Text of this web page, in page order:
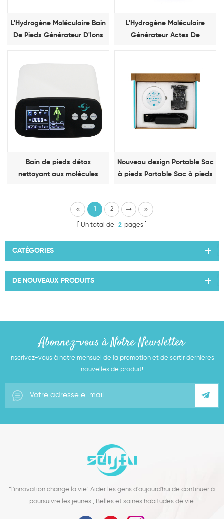
L'Hydrogène Moléculaire Bain
De Pieds Générateur D'Ions
L'Hydrogène Moléculaire
Générateur Actes De
Bain de pieds détox
nettoyant aux molécules
Nouveau design Portable Sac
à pieds Portable Sac à pieds
1 2
Un total de 2 pages
CATÉGORIES
DE NOUVEAUX PRODUITS
Abonnez-vous à Notre Newsletter
Inscrivez-vous à notre mensuel de la promotion et de sortir dernières
nouvelles de produit!
”l'innovation change la vie“ Aider les gens d'aujourd'hui de continuer à
poursuivre les jeunes , Belles et saines habitudes de vie.